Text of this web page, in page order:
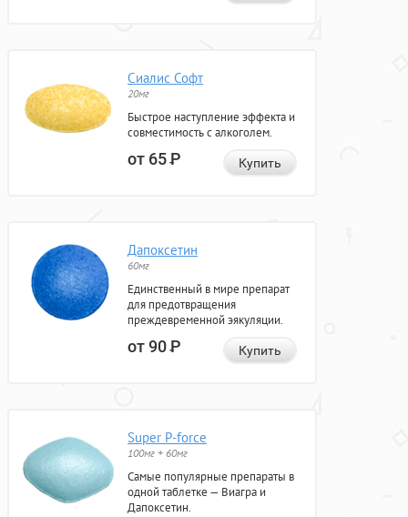
Сиалис Софт
20мг
Быстрое наступление эффекта и
совместимость с алкоголем.
от 65Р Купить
Дапоксетин
60мг
Единственный в мире препарат
для предотвращения
преждевременной эякуляции.
от 90Р Купить
Super P-force
100мг + 60мг
Самые популярные препараты в
одной таблетке — Виагра и
Дапоксетин.